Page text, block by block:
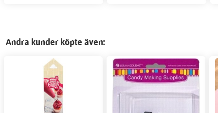
Andra kunder köpte även: